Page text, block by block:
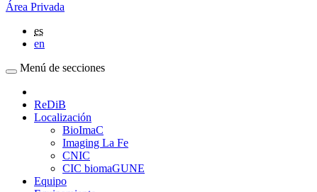
Área Privada
es
en
Menú de secciones
ReDiB
Localización
BioImaC
Imaging La Fe
CNIC
CIC biomaGUNE
Equipo